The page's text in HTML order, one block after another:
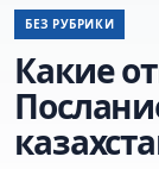
БЕЗ РУБРИКИ
Какие